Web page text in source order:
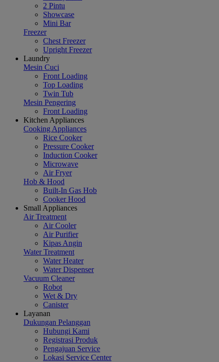
2 Pintu
Showcase
Mini Bar
Freezer
Chest Freezer
Upright Freezer
Laundry
Mesin Cuci
Front Loading
Top Loading
Twin Tub
Mesin Pengering
Front Loading
Kitchen Appliances
Cooking Appliances
Rice Cooker
Pressure Cooker
Induction Cooker
Microwave
Air Fryer
Hob & Hood
Built-In Gas Hob
Cooker Hood
Small Appliances
Air Treatment
Air Cooler
Air Purifier
Kipas Angin
Water Treatment
Water Heater
Water Dispenser
Vacuum Cleaner
Robot
Wet & Dry
Canister
Layanan
Dukungan Pelanggan
Hubungi Kami
Registrasi Produk
Pengajuan Service
Lokasi Service Center